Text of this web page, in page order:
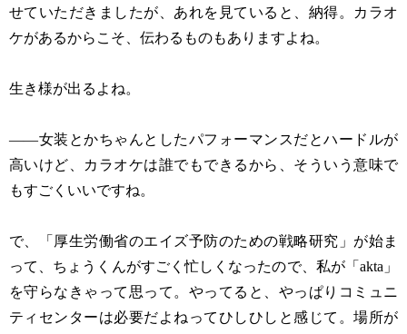
せていただきましたが、あれを見ていると、納得。カラオ
ケがあるからこそ、伝わるものもありますよね。
生き様が出るよね。
——女装とかちゃんとしたパフォーマンスだとハードルが
高いけど、カラオケは誰でもできるから、そういう意味で
もすごくいいですね。
で、「厚生労働省のエイズ予防のための戦略研究」が始ま
って、ちょうくんがすごく忙しくなったので、私が「akta」
を守らなきゃって思って。やってると、やっぱりコミュニ
ティセンターは必要だよねってひしひしと感じて。場所が